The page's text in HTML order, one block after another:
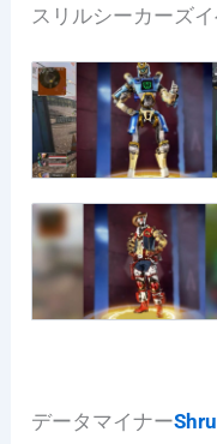
スリルシーカーズ
データマイナー